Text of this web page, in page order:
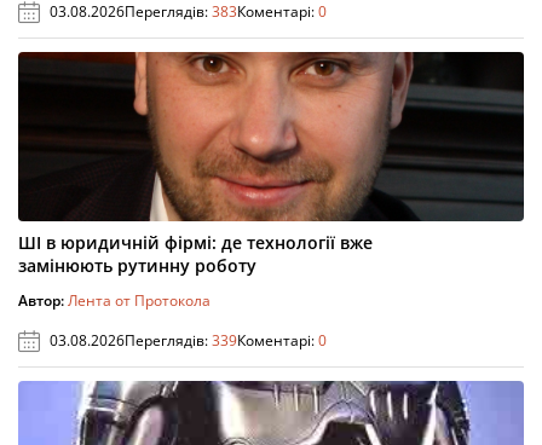
03.08.2026Переглядів:383Коментарі:0
ШІ в юридичній фірмі: де технології вже
замінюють рутинну роботу
Автор:Лента от Протокола
03.08.2026Переглядів:339Коментарі:0